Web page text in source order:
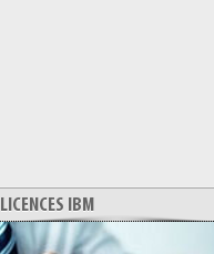
LICENCES IBM